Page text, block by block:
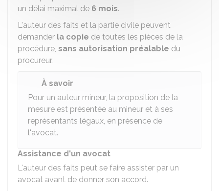
un délai maximal de 6 mois.
L'auteur des faits et la partie civile peuvent
demander la copie de toutes les pièces de la
procédure, sans autorisation préalable du
procureur.
À savoir
Pour un auteur mineur, la proposition de la
mesure est présentée au mineur et à ses
représentants légaux, en présence de
l'avocat.
Assistance d'un avocat
L'auteur des faits peut se faire assister par un
avocat avant de donner son accord.